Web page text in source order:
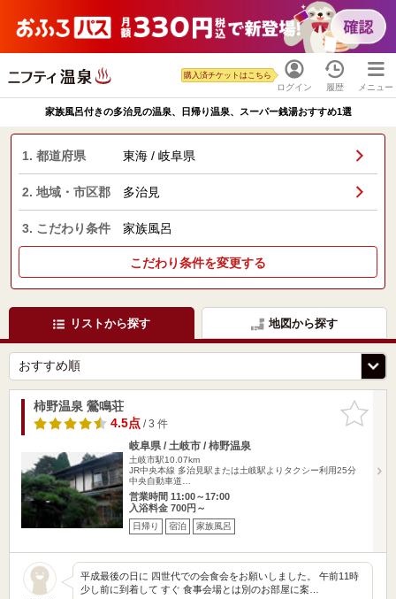
ログイン
購入済チケットはこちら
履歴 メニュー
家族風呂付きの多治見の温泉、日帰り温泉、スーパー銭湯おすすめ1選
1. 都道府県 東海 / 岐阜県
2. 地域・市区郡 多治見
3. こだわり条件 家族風呂
こだわり条件を変更する
リストから探す 地図から探す
お気に入
りに追加
柿野温泉 鶯鳴荘
4.5点/ 3 件
岐阜県 / 土岐市 / 柿野温泉
土岐市駅10.07km
JR中央本線 多治見駅または土岐駅よりタクシー利用25分
中央自動車道…
営業時間 11:00～17:00
入浴料金 700円～
日帰り 宿泊 家族風呂
平成最後の日に 四世代での会食会をお願いしました。 午前11時
少し前に到着して すぐ 食事会場とは別のお部屋に案…